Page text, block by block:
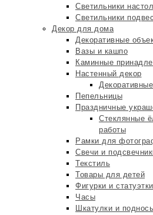
Светильники
Светильники
Декор для дома
Декоративные
Вазы и кашпо
Каминные
Настенный декор
Пепельницы
Праздничные
Стеклянные
работы
Рамки для
Свечи и
Текстиль
Товары для детей
Фигурки и статуэтки
Часы
Шкатулки и